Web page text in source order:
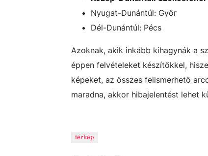
Nyugat-Dunántúl: Győr
Dél-Dunántúl: Pécs
Azoknak, akik inkább kihagynák a
éppen felvételeket készítőkkel,
képeket, az összes felismerhető
maradna, akkor hibajelentést lehet
térkép